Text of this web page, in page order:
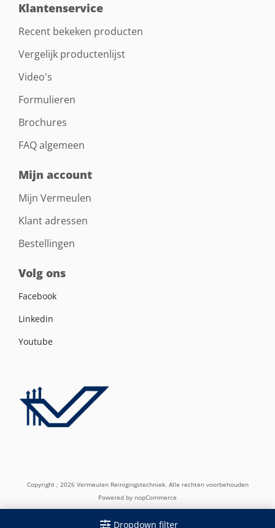
Dropdown filter
Klantenservice
Recent bekeken producten
Vergelijk productenlijst
Video's
Formulieren
Brochures
FAQ algemeen
Mijn account
Mijn Vermeulen
Klant adressen
Bestellingen
Volg ons
Facebook
Linkedin
Youtube
Copyright ; 2026 Vermeulen Reinigingstechniek. Alle rechten voorbehouden
Powered by nopCommerce